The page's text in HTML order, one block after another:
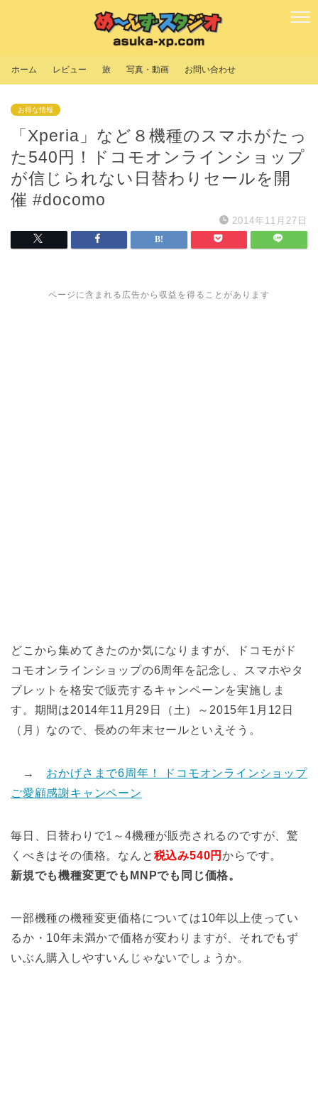
ホーム レビュー 旅 写真・動画 お問い合わせ
お得な情報
「Xperia」など８機種のスマホがたっ
た540円！ドコモオンラインショップ
が信じられない日替わりセールを開
催 #docomo
2014年11月27日
ページに含まれる広告から収益を得ることがあります
どこから集めてきたのか気になりますが、ドコモがド
コモオンラインショップの6周年を記念し、スマホやタ
ブレットを格安で販売するキャンペーンを実施しま
す。期間は2014年11月29日（土）～2015年1月12日
（月）なので、長めの年末セールといえそう。
→ おかげさまで6周年！ ドコモオンラインショップ
ご愛顧感謝キャンペーン
毎日、日替わりで1～4機種が販売されるのですが、驚
くべきはその価格。なんと 税込み540円からです。
新規でも機種変更でもMNPでも同じ価格。
一部機種の機種変更価格については10年以上使ってい
るか・10年未満かで価格が変わりますが、それでもず
いぶん購入しやすいんじゃないでしょうか。